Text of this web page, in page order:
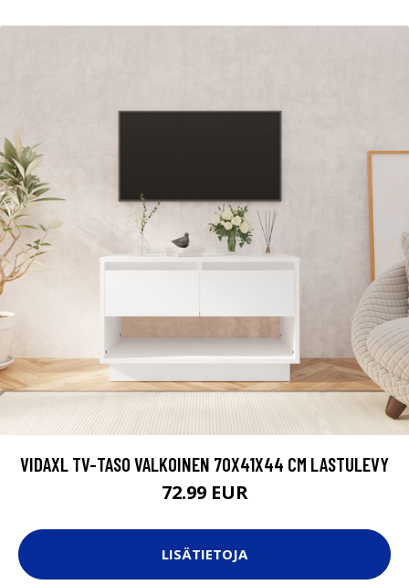
VIDAXL TV-TASO VALKOINEN 70X41X44 CM LASTULEVY
72.99 EUR
LISÄTIETOJA